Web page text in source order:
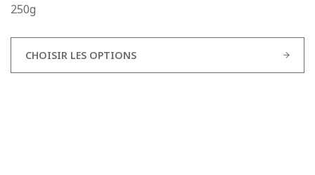
250g
CHOISIR LES OPTIONS